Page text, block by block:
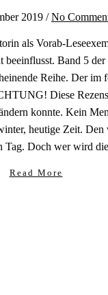
2019 / No
als Vorab-
Band 5
Reihe. Der im
Diese
konnte. Kein
heutige Zeit.
Tag. Doch wer wird
Read More